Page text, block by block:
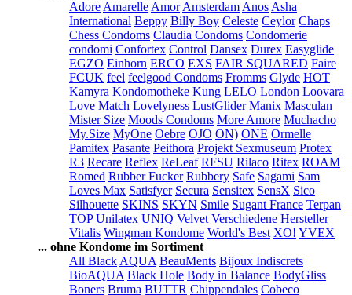
Adore Amarelle Amor Amsterdam Anos Asha
International Beppy Billy Boy Celeste Ceylor Chaps
Chess Condoms Claudia Condoms Condomerie
condomi Confortex Control Dansex Durex Easyglide
EGZO Einhorn ERCO EXS FAIR SQUARED Faire
FCUK feel feelgood Condoms Fromms Glyde HOT
Kamyra Kondomotheke Kung LELO London Loovara
Love Match Lovelyness LustGlider Manix Masculan
Mister Size Moods Condoms More Amore Muchacho
My.Size MyOne Oebre OJO ON) ONE Ormelle
Pamitex Pasante Peithora Projekt Sexmuseum Protex
R3 Recare Reflex ReLeaf RFSU Rilaco Ritex ROAM
Romed Rubber Fucker Rubbery Safe Sagami Sam
Loves Max Satisfyer Secura Sensitex SensX Sico
Silhouette SKINS SKYN Smile Sugant France Terpan
TOP Unilatex UNIQ Velvet Verschiedene Hersteller
Vitalis Wingman Kondome World's Best XO! YVEX
... ohne Kondome im Sortiment
All Black AQUA BeauMents Bijoux Indiscrets
BioAQUA Black Hole Body in Balance BodyGliss
Boners Bruma BUTTR Chippendales Cobeco